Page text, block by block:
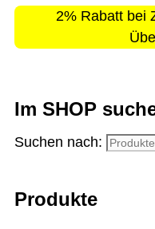
2% Rabatt bei
Im SHOP
Suchen nach:
Produkte